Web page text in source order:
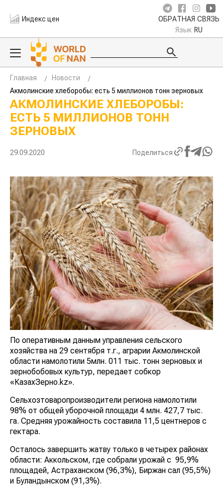
Индекс цен ОБРАТНАЯ СВЯЗЬ
Язык RU
Главная
Новости
Акмолинские хлеборобы: есть 5 миллионов тонн зерновых
АКМОЛИНСКИЕ ХЛЕБОРОБЫ:
ЕСТЬ 5 МИЛЛИОНОВ ТОНН
ЗЕРНОВЫХ
29.09.2020 Поделиться
По оперативным данным управления сельского
хозяйства на 29 сентября т.г., аграрии Акмолинской
области намолотили 5млн. 011 тыс. тонн зерновых и
зернобобовых культур, передает собкор
«КазахЗерно.kz».
Сельхозтоваропроизводители региона намолотили
98% от общей уборочной площади 4 млн. 427,7 тыс.
га. Средняя урожайность составила 11,5 центнеров с
гектара.
Осталось завершить жатву только в четырех районах
области: Аккольском, где собрали урожай с 95,9%
площадей, Астраханском (96,3%), Биржан сал (95,5%)
и Буландынском (91,3%).